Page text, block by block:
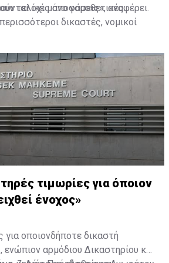
τελικές αποφάσεις», αναφέρει.
όχι μόνο νομοθετικές
δικαστές, νομικοί
των δικαστηρίων.
τιμωρίες για όποιον
ένοχος»
για οποιονδήποτε δικαστή
ενώπιον αρμόδιου Δικαστηρίου και